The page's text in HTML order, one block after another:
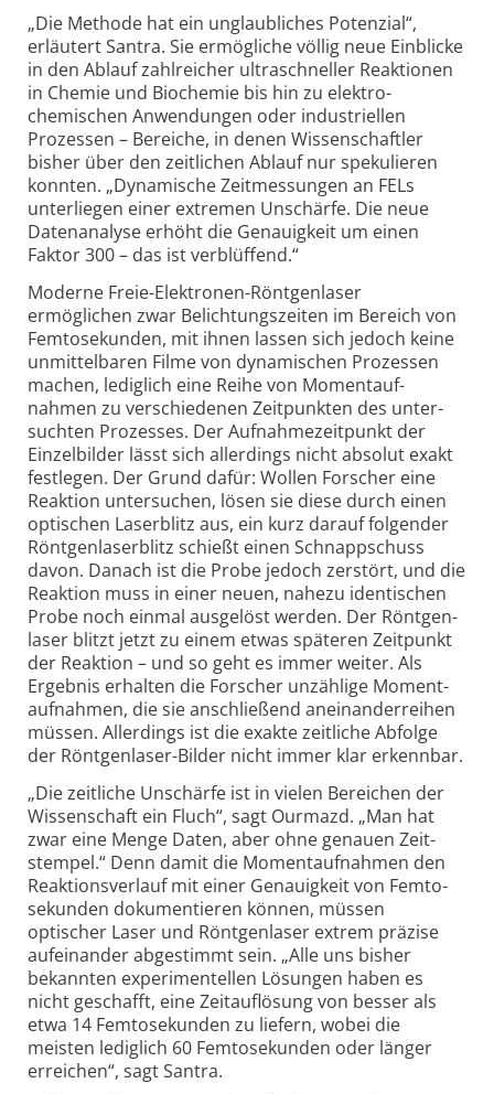
„Die Methode hat ein unglaubliches Potenzial“,
erläutert Santra. Sie ermögliche völlig neue Einblicke
in den Ablauf zahl­reicher ultra­schneller Reaktionen
in Chemie und Bio­chemie bis hin zu elektro­
chemischen Anwen­dungen oder industri­ellen
Prozessen – Bereiche, in denen Wissen­schaftler
bisher über den zeit­lichen Ablauf nur speku­lieren
konnten. „Dyna­mische Zeit­messungen an FELs
unter­liegen einer extremen Unschärfe. Die neue
Daten­analyse erhöht die Genauig­keit um einen
Faktor 300 – das ist ver­blüffend.“
Moderne Freie-Elektronen-Röntgenlaser
ermöglichen zwar Belichtungs­zeiten im Bereich von
Femto­sekunden, mit ihnen lassen sich jedoch keine
unmittel­baren Filme von dyna­mischen Prozessen
machen, ledig­lich eine Reihe von Moment­auf­
nahmen zu ver­schiedenen Zeit­punkten des unter­
suchten Prozesses. Der Aufnahme­zeit­punkt der
Einzel­bilder lässt sich aller­dings nicht absolut exakt
fest­legen. Der Grund dafür: Wollen Forscher eine
Reaktion unter­suchen, lösen sie diese durch einen
optischen Laser­blitz aus, ein kurz darauf folgender
Röntgen­laser­blitz schießt einen Schnapp­schuss
davon. Danach ist die Probe jedoch zer­stört, und die
Reaktion muss in einer neuen, nahezu iden­tischen
Probe noch einmal aus­gelöst werden. Der Röntgen­
laser blitzt jetzt zu einem etwas späteren Zeit­punkt
der Reaktion – und so geht es immer weiter. Als
Ergebnis erhalten die Forscher unzählige Moment­
auf­nahmen, die sie an­schließend anein­ander­reihen
müssen. Aller­dings ist die exakte zeit­liche Abfolge
der Röntgen­laser-Bilder nicht immer klar erkennbar.
„Die zeitliche Unschärfe ist in vielen Bereichen der
Wissenschaft ein Fluch“, sagt Ourmazd. „Man hat
zwar eine Menge Daten, aber ohne genauen Zeit­
stempel.“ Denn damit die Moment­auf­nahmen den
Reaktions­verlauf mit einer Genauigk­eit von Femto­
sekunden dokumen­tieren können, müssen
optischer Laser und Röntgen­laser extrem präzise
auf­ein­ander abge­stimmt sein. „Alle uns bisher
bekannten experi­mentellen Lösungen haben es
nicht geschafft, eine Zeit­auf­lösung von besser als
etwa 14 Femto­sekunden zu liefern, wobei die
meisten ledig­lich 60 Femto­sekunden oder länger
erreichen“, sagt Santra.